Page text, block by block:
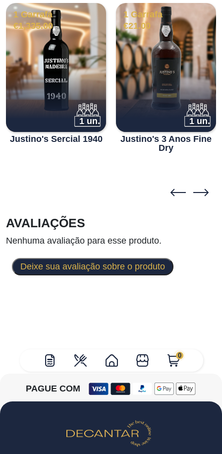
0
1 Garrafa
€1,335.00
1 un.
Justino's Sercial 1940
1 Garrafa
€21.00
1 un.
Justino's 3 Anos Fine
Dry
AVALIAÇÕES
Nenhuma avaliação para esse produto.
Deixe sua avaliação sobre o produto
PAGUE COM